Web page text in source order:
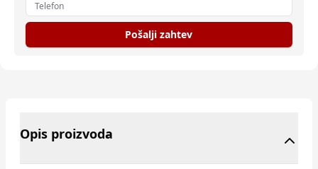
Pošalji zahtev
Opis proizvoda